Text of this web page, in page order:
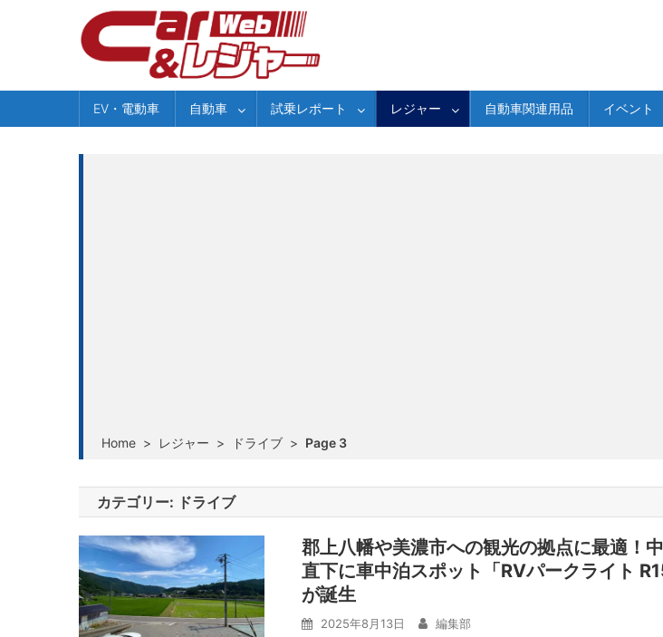
EV・電動車 自動車 試乗レポート レジャー 自動車関連用品 イベント
Home > レジャー > ドライブ > Page 3
カテゴリー: ドライブ
郡上八幡や美濃市への観光の拠点に最適！
直下に車中泊スポット「RVパークライト
が誕生
2025年8月13日 編集部